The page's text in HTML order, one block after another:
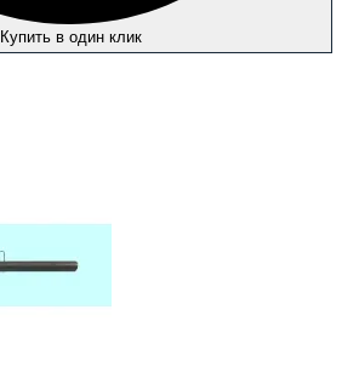
Купить в один клик